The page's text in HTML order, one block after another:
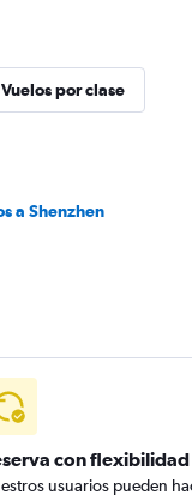
Vuelos por clase
a Shenzhen
con flexibilidad
usuarios pueden